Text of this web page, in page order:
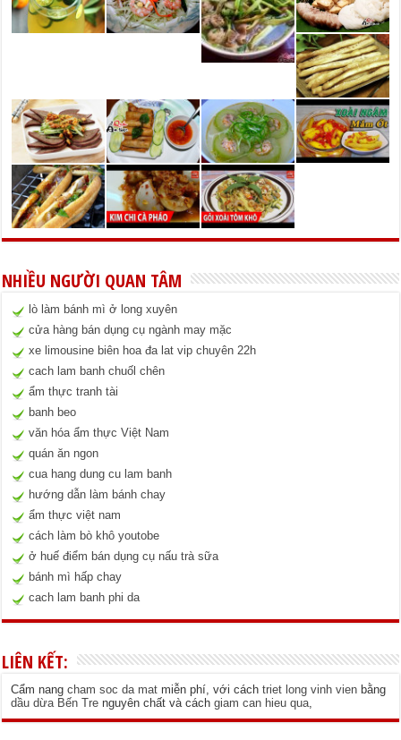
NHIỀU NGƯỜI QUAN TÂM
lò làm bánh mì ở long xuyên
cửa hàng bán dụng cụ ngành may mặc
xe limousine biên hoa đa lat vip chuyên 22h
cach lam banh chuốl chên
ẩm thực tranh tài
banh beo
văn hóa ẩm thực Việt Nam
quán ăn ngon
cua hang dung cu lam banh
hướng dẫn làm bánh chay
ẩm thực việt nam
cách làm bò khô youtobe
ở huế điểm bán dụng cụ nấu trà sữa
bánh mì hấp chay
cach lam banh phi da
LIÊN KẾT:
Cẩm nangcham soc da mat miễn phí, với cáchtriet long vinh vien bằng
dầu dừa Bến Tre nguyên chất và cáchgiam can hieu qua